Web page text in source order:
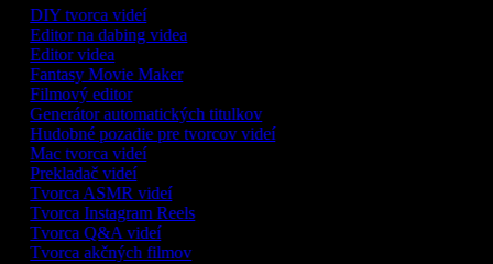
DIY tvorca videí
Editor na dabing videa
Editor videa
Fantasy Movie Maker
Filmový editor
Generátor automatických titulkov
Hudobné pozadie pre tvorcov videí
Mac tvorca videí
Prekladač videí
Tvorca ASMR videí
Tvorca Instagram Reels
Tvorca Q&A videí
Tvorca akčných filmov